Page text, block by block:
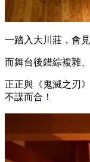
一踏入大川莊，會
而舞台後錯綜複雜
正正與《鬼滅之刃
不謀而合！